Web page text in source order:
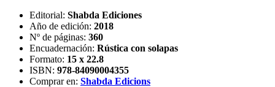
Editorial: Shabda Ediciones
Año de edición: 2018
Nº de páginas: 360
Encuadernación: Rústica con solapas
Formato: 15 x 22.8
ISBN: 978-84090004355
Comprar en: Shabda Edicions